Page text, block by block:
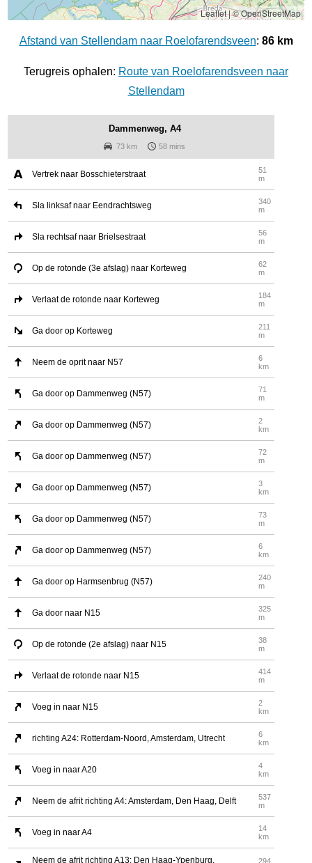
Leaflet|© OpenStreetMap
Afstand van Stellendam naar Roelofarendsveen: 86 km
Terugreis ophalen: Route van Roelofarendsveen naar
Stellendam
Dammenweg, A4
73 km 58 mins
Vertrek naar Bosschieterstraat
51
m
Sla linksaf naar Eendrachtsweg
340
m
Sla rechtsaf naar Brielsestraat
56
m
Op de rotonde (3e afslag) naar Korteweg
62
m
Verlaat de rotonde naar Korteweg
184
m
Ga door op Korteweg
211
m
Neem de oprit naar N57
6
km
Ga door op Dammenweg (N57)
71
m
Ga door op Dammenweg (N57)
2
km
Ga door op Dammenweg (N57)
72
m
Ga door op Dammenweg (N57)
3
km
Ga door op Dammenweg (N57)
73
m
Ga door op Dammenweg (N57)
6
km
Ga door op Harmsenbrug (N57)
240
m
Ga door naar N15
325
m
Op de rotonde (2e afslag) naar N15
38
m
Verlaat de rotonde naar N15
414
m
Voeg in naar N15
2
km
richting A24: Rotterdam-Noord, Amsterdam, Utrecht
6
km
Voeg in naar A20
4
km
Neem de afrit richting A4: Amsterdam, Den Haag, Delft
537
m
Voeg in naar A4
14
km
Neem de afrit richting A13: Den Haag-Ypenburg, 294